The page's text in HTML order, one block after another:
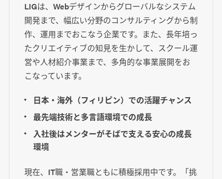
LIGは、Webデザインからグローバルなシステム
開発まで、幅広い分野のコンサルティングから制
作、運用までおこなう企業です。また、長年培っ
たクリエイティブの知見を生かして、スクール運
営や人材紹介事業まで、多角的な事業展開をお
こなっています。
日本・海外（フィリピン）での活躍チャンス
最先端技術と多言語環境での成長
入社後はメンターがそばで支える安心の成長
環境
現在、IT職・営業職ともに積極採用中です。「挑